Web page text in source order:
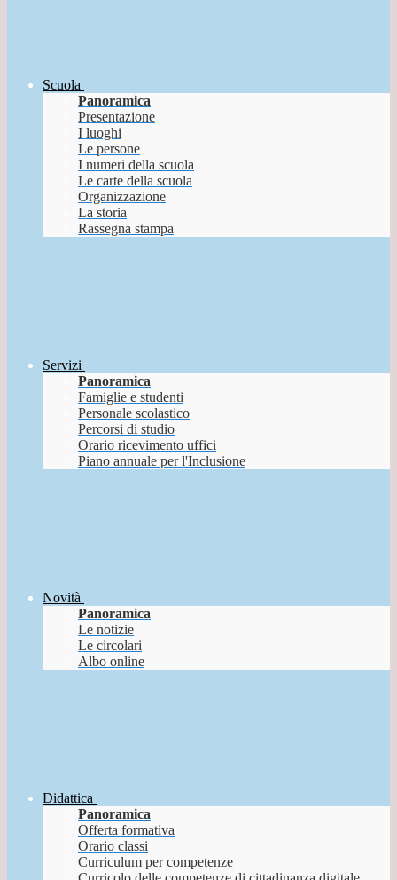
Scuola
Panoramica
Presentazione
I luoghi
Le persone
I numeri della scuola
Le carte della scuola
Organizzazione
La storia
Rassegna stampa
Servizi
Panoramica
Famiglie e studenti
Personale scolastico
Percorsi di studio
Orario ricevimento uffici
Piano annuale per l'Inclusione
Novità
Panoramica
Le notizie
Le circolari
Albo online
Didattica
Panoramica
Offerta formativa
Orario classi
Curriculum per competenze